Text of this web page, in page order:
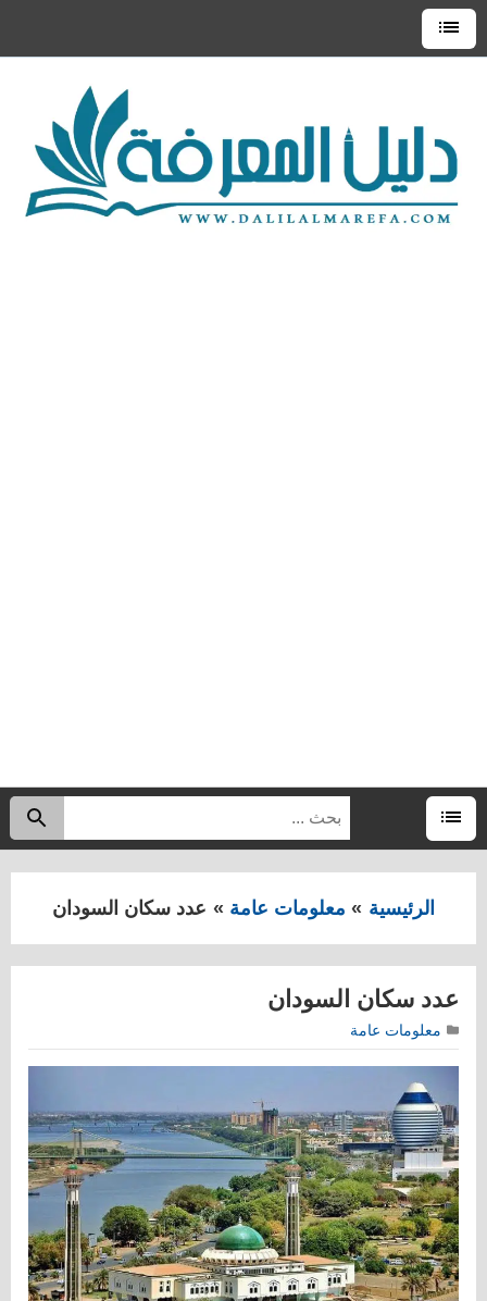
التجاوز
إلى
القائمة
القائمة
عن:
الرئيسية معلومات عامة عدد سكان السودان
عدد سكان السودان
معلومات عامة